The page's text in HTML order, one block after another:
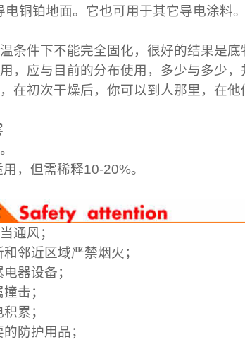
电铜铂地面。它也可用于其它导电涂料
条件下不能完全固化，很好的结果是底
，应与目前的分布使用，多少与多少
在初次干燥后，你可以到人那里，在他
，但需稀释10-20%。
通风；
邻近区域严禁烟火；
器设备；
击；
累；
防护用品；